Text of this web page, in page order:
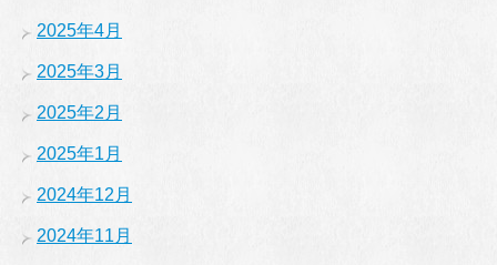
2025年4月
2025年3月
2025年2月
2025年1月
2024年12月
2024年11月